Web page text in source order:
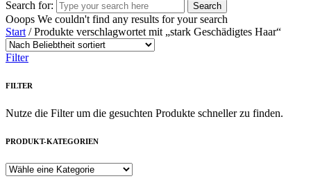
Search for: Search
Ooops We couldn't find any results for your search
Start / Produkte verschlagwortet mit „stark Geschädigtes Haar“
Filter
FILTER
Nutze die Filter um die gesuchten Produkte schneller zu finden.
PRODUKT-KATEGORIEN